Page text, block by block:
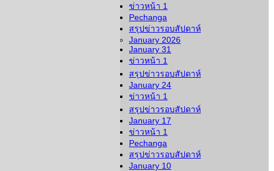
ข่าวหน้า 1
Pechanga
สรุปข่าวรอบสัปดาห์
January 2026
January 31
ข่าวหน้า 1
สรุปข่าวรอบสัปดาห์
January 24
ข่าวหน้า 1
สรุปข่าวรอบสัปดาห์
January 17
ข่าวหน้า 1
Pechanga
สรุปข่าวรอบสัปดาห์
January 10